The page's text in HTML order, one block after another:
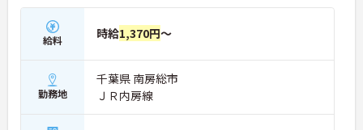
給料 時給1,370円～
勤務地
千葉県 南房総市
ＪＲ内房線